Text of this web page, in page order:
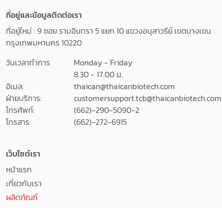
ที่อยู่และข้อมูลติดต่อเรา
ที่อยู่ใหม่ : 9 ซอย รามอินทรา 5 แยก 10 แขวงอนุสาวรีย์ เขตบางเขน
กรุงเทพมหานคร 10220
วันเวลาทำการ
Monday - Friday
8.30 - 17.00 น.
อีเมล:
thaican@thaicanbiotech.com
ฝ่ายบริการ:
customersupport.tcb@thaicanbiotech.com
โทรศัพท์:
(662)-290-5090-2
โทรสาร:
(662)-272-6915
เว็บไซต์เรา
หน้าแรก
เกี่ยวกับเรา
ผลิตภัณฑ์